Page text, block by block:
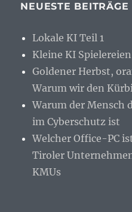
NEUESTE BEITRÄGE
Lokale KI Teil 1
Kleine KI
Goldener Herbst,
Warum wir den
Warum der Mensch
im Cyberschutz ist
Welcher Office-PC
Tiroler
KMUs